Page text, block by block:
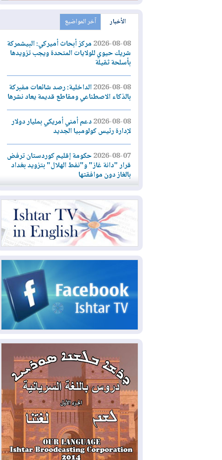
الأخبار آخر المواضيع
2026-08-08مركز أبحاث أميركي: البيشمركة
شريك حيوي للولايات المتحدة ويجب تزويدها
بأسلحة ثقيلة
2026-08-08الداخلية: رصد شائعات مفبركة
بالذكاء الاصطناعي ومقاطع قديمة يعاد نشرها
2026-08-08دعم أمني أمريكي بمليار دولار
لإدارة رئيس كولومبيا الجديد
2026-08-07حكومة إقليم كوردستان ترفض
قرار "دانة غاز" و"نفط الهلال" بتزويد بغداد
بالغاز دون موافقتها
2026-08-07القوات المسلحة العراقية: خطة
أمنية لإجهاض هجمة محتملة على السعودية
2026-08-07الاستخبارات الأميركية: بوتين
قد يختبر تماسك الناتو بهجوم محدود
نيجيرفان بارزاني حول اجتماع
"إدارة الدولة": أكدنا دعم تنفيذ البرنامج
الحكومي وأهمية حصر السلاح
2026-08-06ائتلاف ادارة الدولة: من
يقومون بسلوك يهدد امن البلاد خارجون عن
القانون يجب محاربتهم
2026-08-06بعد هجومين قرب باب المندب..
تحذيرات من تصعيد يهدد الملاحة في البحر
الأحمر
2026-08-06 مئات القاصرين بلا مأوى.. أزمة
سبتة تتصاعد وتضغط على مدريد
2026-08-05
لمدة عام.. بدء توريد 100
مليون قدم مكعب يومياً من غاز كورمور في
إقليم كوردستان إلى وزارة الكهرباء العراقية